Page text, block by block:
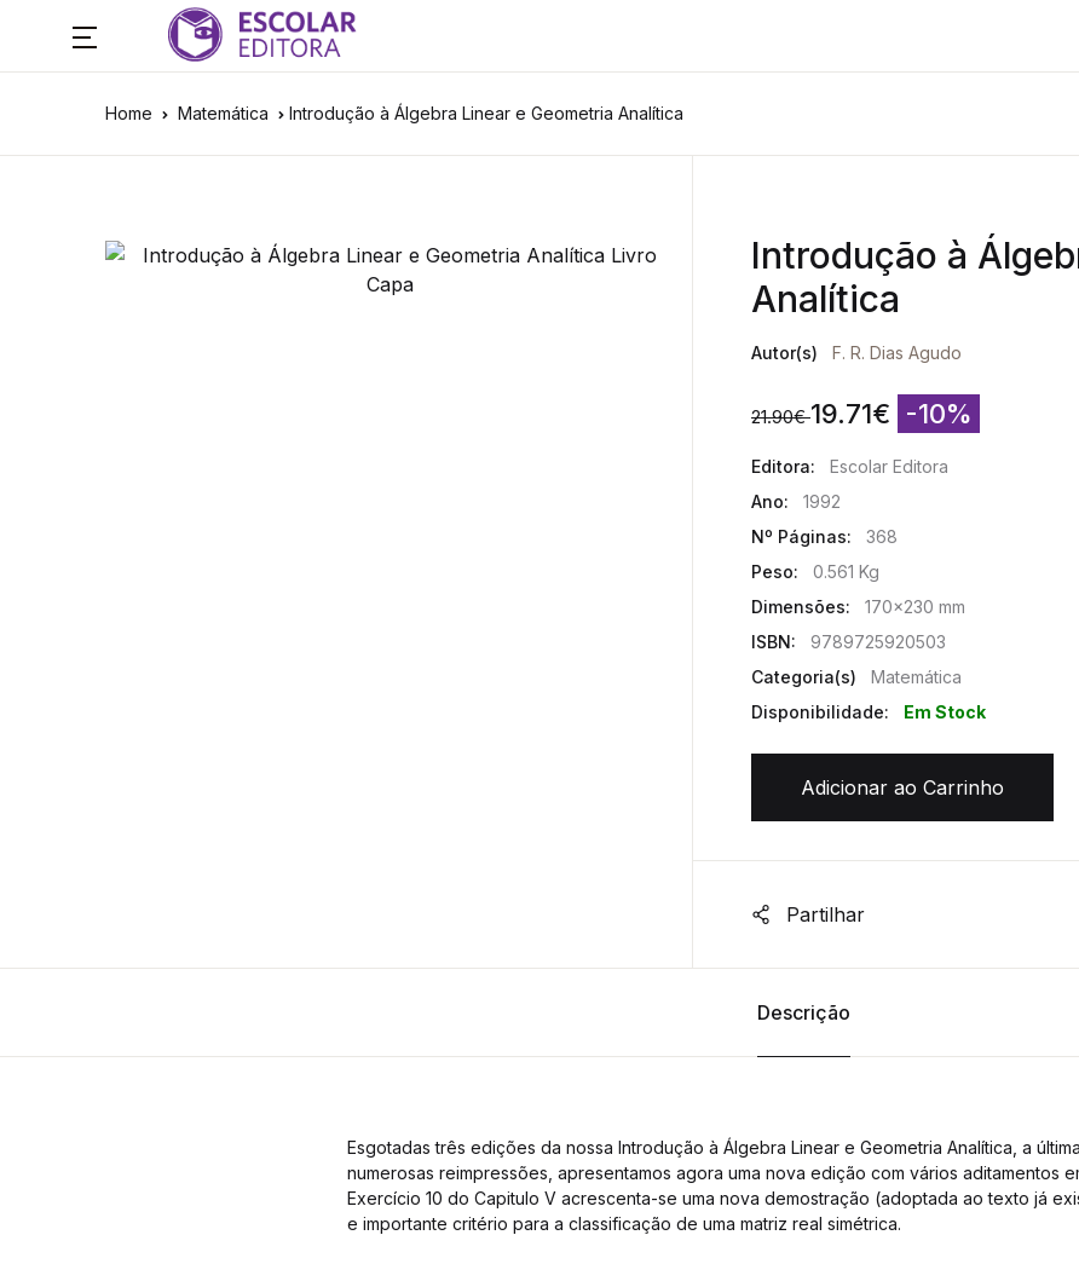
Home Matemática Introdução à Álgebra Linear e Geometria Analítica
Introdução à
Analítica
Autor(s) F. R. Dias Agudo
21.90€ 19.71€ -10%
Editora:
Escolar Editora
Ano:
1992
Nº Páginas:
368
Peso:
0.561 Kg
Dimensões:
170x230 mm
ISBN:
9789725920503
Categoria(s)
Matemática
Disponibilidade:
Em Stock
Adicionar ao Carrinho
Partilhar
Descrição
Esgotadas três edições da nossa Introdução à Álgebra Linear e Geometria Analítica, a
numerosas reimpressões, apresentamos agora uma nova edição com vários aditamentos
Exercício 10 do Capitulo V acrescenta-se uma nova demostração (adoptada ao texto já
e importante critério para a classificação de uma matriz real simétrica.